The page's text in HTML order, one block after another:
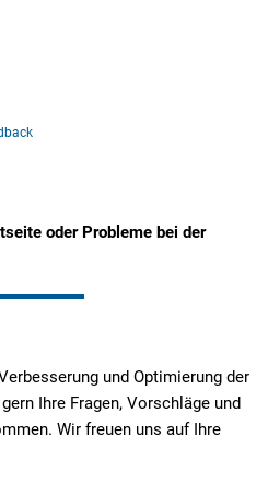
oder Probleme bei der
und Optimierung der
Ihre Fragen, Vorschläge und
Wir freuen uns auf Ihre